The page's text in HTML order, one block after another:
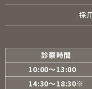
採
診察時間
10:00〜13:00
14:30〜18:30※